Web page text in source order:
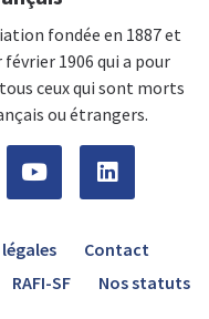
fondée en 1887 et
1906 qui a pour
ceux qui sont morts
ou étrangers.
Contact
RAFI-SF Nos statuts